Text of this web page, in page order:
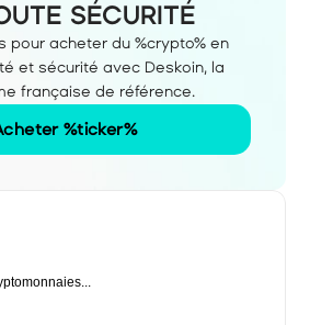
SÉCURITÉ
pour acheter du %crypto% en
et sécurité avec Deskoin, la
française de référence.
%ticker%